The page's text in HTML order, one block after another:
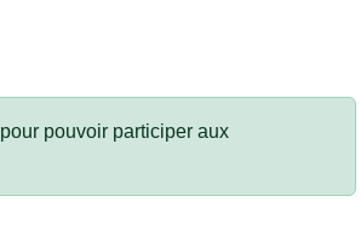
pour pouvoir participer aux